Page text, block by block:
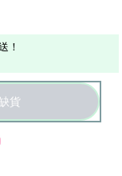
！
貨